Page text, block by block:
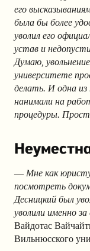
его
была бы более
уволил его
устав и
Думаю,
университете
делать. И одна из
нанимали на
процедуры.
— Мне как
посмотреть
Десницкий был
уволили именно
Вайдотас
Вильнюсского